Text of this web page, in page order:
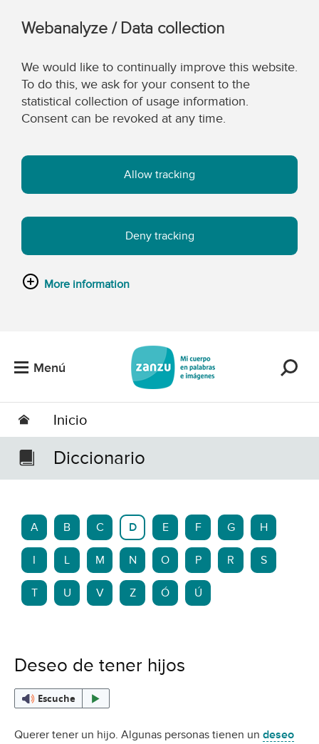
Webanalyze / Data collection
We would like to continually improve this website.
To do this, we ask for your consent to the
statistical collection of usage information.
Consent can be revoked at any time.
Allow tracking
Deny tracking
More information
Menú
Inicio
Diccionario
A B C D E F G H
L M N O P R S
T U V Z Ó Ú
Deseo de tener hijos
Escuche
Querer tener un hijo. Algunas personas tienen un deseo